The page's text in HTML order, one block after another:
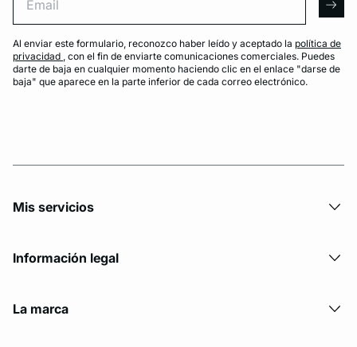
Al enviar este formulario, reconozco haber leído y aceptado la política de
privacidad , con el fin de enviarte comunicaciones comerciales. Puedes
darte de baja en cualquier momento haciendo clic en el enlace "darse de
baja" que aparece en la parte inferior de cada correo electrónico.
Mis servicios
Información legal
La marca